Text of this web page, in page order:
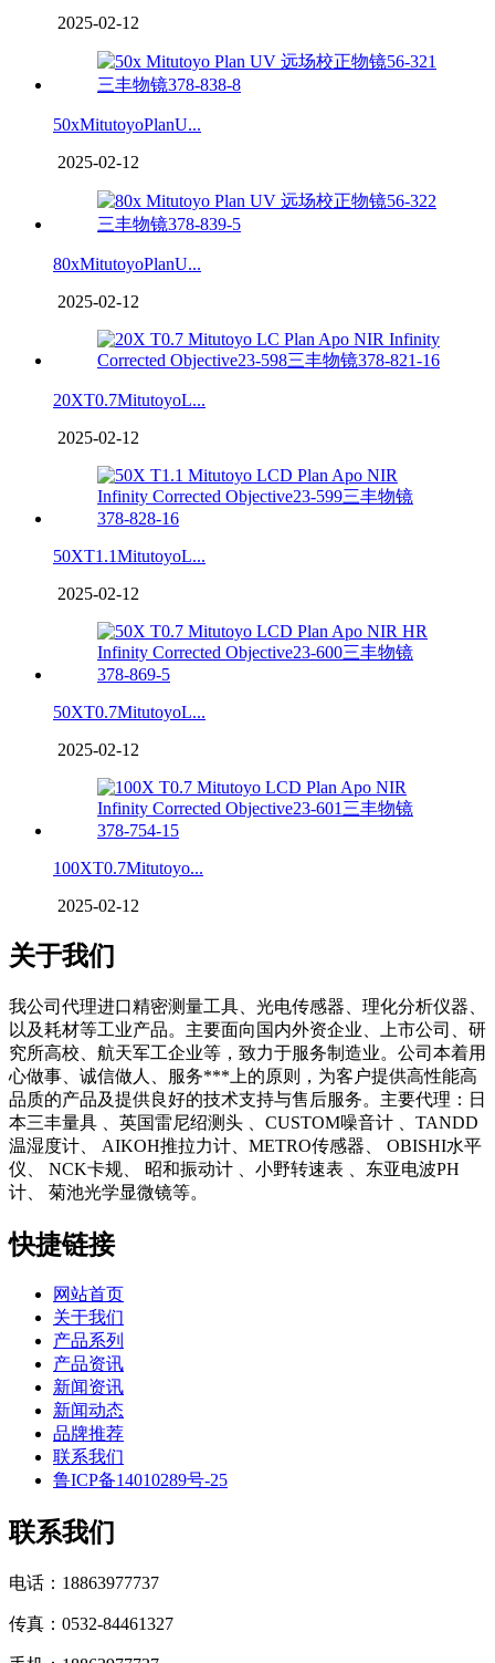
2025-02-12
50xMitutoyoPlanU...
2025-02-12
80xMitutoyoPlanU...
2025-02-12
20XT0.7MitutoyoL...
2025-02-12
50XT1.1MitutoyoL...
2025-02-12
50XT0.7MitutoyoL...
2025-02-12
100XT0.7Mitutoyo...
2025-02-12
关于我们
我公司代理进口精密测量工具、光电传感器、理化分析仪器、
以及耗材等工业产品。主要面向国内外资企业、上市公司、研
究所高校、航天军工企业等，致力于服务制造业。公司本着用
心做事、诚信做人、服务***上的原则，为客户提供高性能高
品质的产品及提供良好的技术支持与售后服务。主要代理：日
本三丰量具 、英国雷尼绍测头 、CUSTOM噪音计 、TANDD
温湿度计、 AIKOH推拉力计、METRO传感器、 OBISHI水平
仪、 NCK卡规、 昭和振动计 、小野转速表 、东亚电波PH
计、 菊池光学显微镜等。
快捷链接
网站首页
关于我们
产品系列
产品资讯
新闻资讯
新闻动态
品牌推荐
联系我们
鲁ICP备14010289号-25
联系我们
电话：18863977737
传真：0532-84461327